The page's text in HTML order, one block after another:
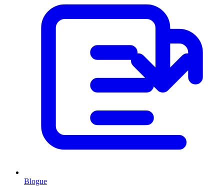
Blogue